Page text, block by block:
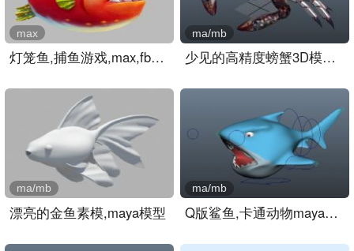
灯笼鱼,捕鱼游戏,max,fbx格..
max
少见的高精度螃蟹3D模型下..
ma/mb
漂亮的金鱼素模,maya模型
ma/mb
Q版鲨鱼,卡通动物maya模型..
ma/mb